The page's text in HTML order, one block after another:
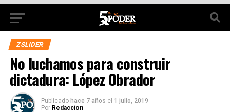
ZSLIDER
No luchamos para construir
dictadura: López Obrador
Publicado hace 7 años el 1 julio, 2019
Por Redaccion